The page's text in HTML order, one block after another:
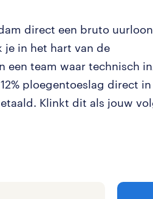
direct een bruto
je in het hart van de
een team waar technisch
ploegentoeslag direct
Klinkt dit als jouw